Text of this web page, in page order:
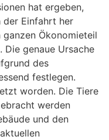
hat ergeben,
der Einfahrt her
Ökonomieteil
Die genaue Ursache
des
festlegen.
worden. Die Tiere
werden
und den